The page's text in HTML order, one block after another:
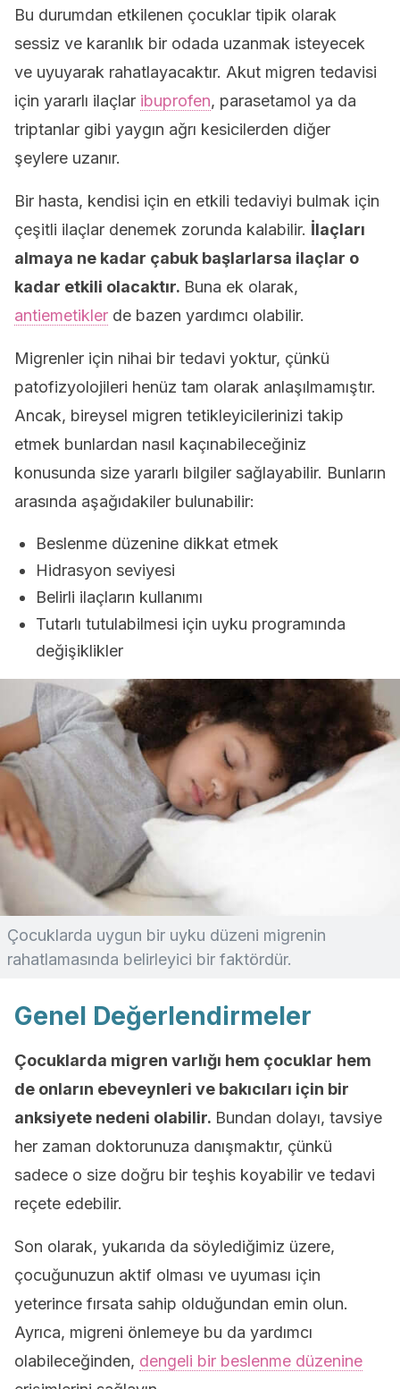
Bu durumdan etkilenen çocuklar tipik olarak
sessiz ve karanlık bir odada uzanmak isteyecek
ve uyuyarak rahatlayacaktır. Akut migren tedavisi
için yararlı ilaçlar ibuprofen, parasetamol ya da
triptanlar gibi yaygın ağrı kesicilerden diğer
şeylere uzanır.
Bir hasta, kendisi için en etkili tedaviyi bulmak için
çeşitli ilaçlar denemek zorunda kalabilir. İlaçları
almaya ne kadar çabuk başlarlarsa ilaçlar o
kadar etkili olacaktır. Buna ek olarak,
antiemetikler de bazen yardımcı olabilir.
Migrenler için nihai bir tedavi yoktur, çünkü
patofizyolojileri henüz tam olarak anlaşılmamıştır.
Ancak, bireysel migren tetikleyicilerinizi takip
etmek bunlardan nasıl kaçınabileceğiniz
konusunda size yararlı bilgiler sağlayabilir. Bunların
arasında aşağıdakiler bulunabilir:
Beslenme düzenine dikkat etmek
Hidrasyon seviyesi
Belirli ilaçların kullanımı
Tutarlı tutulabilmesi için uyku programında
değişiklikler
Çocuklarda uygun bir uyku düzeni migrenin
rahatlamasında belirleyici bir faktördür.
Genel Değerlendirmeler
Çocuklarda migren varlığı hem çocuklar hem
de onların ebeveynleri ve bakıcıları için bir
anksiyete nedeni olabilir. Bundan dolayı, tavsiye
her zaman doktorunuza danışmaktır, çünkü
sadece o size doğru bir teşhis koyabilir ve tedavi
reçete edebilir.
Son olarak, yukarıda da söylediğimiz üzere,
çocuğunuzun aktif olması ve uyuması için
yeterince fırsata sahip olduğundan emin olun.
Ayrıca, migreni önlemeye bu da yardımcı
olabileceğinden, dengeli bir beslenme düzenine